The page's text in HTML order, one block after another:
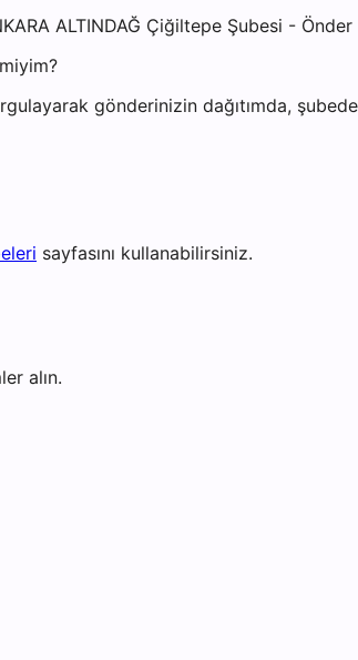
ALTINDAĞ Çiğiltepe Şubesi -
gönderinizin dağıtımda,
sayfasını kullanabilirsiniz.
alın.